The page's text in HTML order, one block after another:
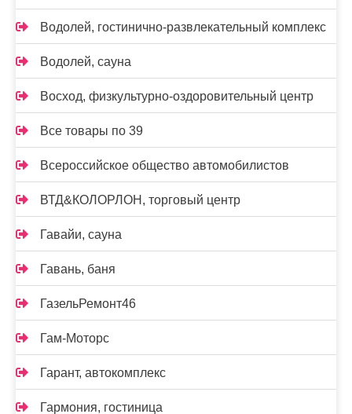
Водолей, гостинично-развлекательный комплекс
Водолей, сауна
Восход, физкультурно-оздоровительный центр
Все товары по 39
Всероссийское общество автомобилистов
ВТД&КОЛОРЛОН, торговый центр
Гавайи, сауна
Гавань, баня
ГазельРемонт46
Гам-Моторс
Гарант, автокомплекс
Гармония, гостиница